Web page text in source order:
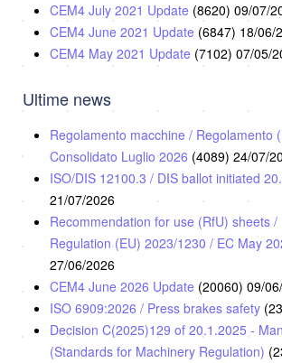
CEM4 July 2021 Update (8620) 09/07/
CEM4 June 2021 Update (6847) 18/06/
CEM4 May 2021 Update (7102) 07/05/
Ultime news
Regolamento macchine / Regolamento
Consolidato Luglio 2026 (4089) 24/07/
ISO/DIS 12100.3 / DIS ballot initiated
21/07/2026
Recommendation for use (RfU) sheets
Regulation (EU) 2023/1230 / EC May
27/06/2026
CEM4 June 2026 Update (20060) 09/
ISO 6909:2026 / Press brakes safety
Decision C(2025)129 of 20.1.2025 -
(Standards for Machinery Regulation)